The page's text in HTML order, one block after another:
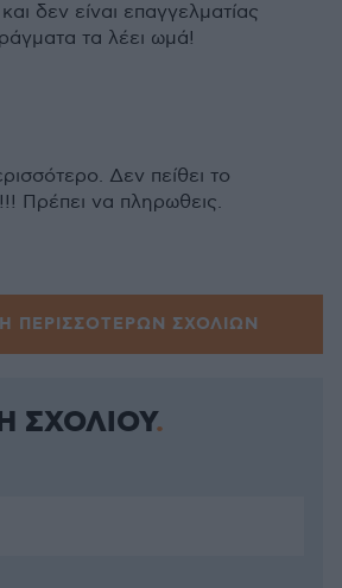
δεν είναι επαγγελματίας
τα λέει ωμά!
Δεν πείθει το
Πρέπει να πληρωθεις.
ΠΕΡΙΣΣΟΤΕΡΩΝ ΣΧΟΛΙΩΝ
ΣΧΟΛΙΟΥ